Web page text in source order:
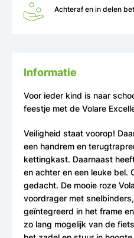
Achteraf en in delen
Informatie
Voor ieder kind is naar
feestje met de Volare
Veiligheid staat voorop!
een handrem en
kettingkast. Daarnaast
en achter en een leuke bel.
gedacht. De mooie roze
voordrager met
geïntegreerd in het frame
zo lang mogelijk van de